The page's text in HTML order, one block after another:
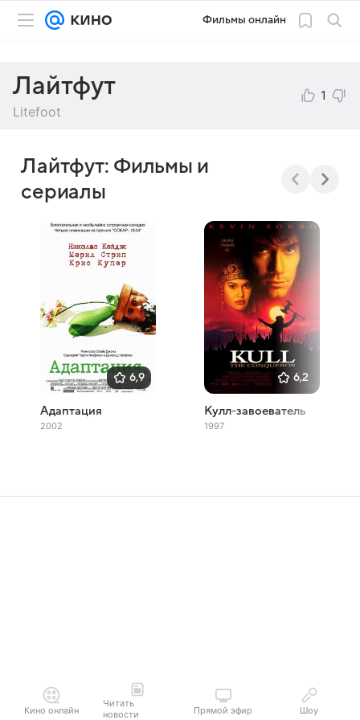
Фильмы онлайн
Лайтфут
Litefoot
1
Лайтфут: Фильмы и
сериалы
6,9
Адаптация
2002
6,2
Кулл-завоеватель
1997
Кино онлайн
Читать
новости
Прямой эфир Шоу